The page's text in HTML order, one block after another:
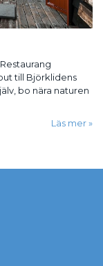
till Björklidens
bo nära naturen
Läs mer